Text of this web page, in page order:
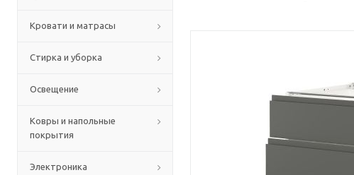
Кровати и матрасы
Стирка и уборка
Освещение
Ковры и напольные
покрытия
Электроника